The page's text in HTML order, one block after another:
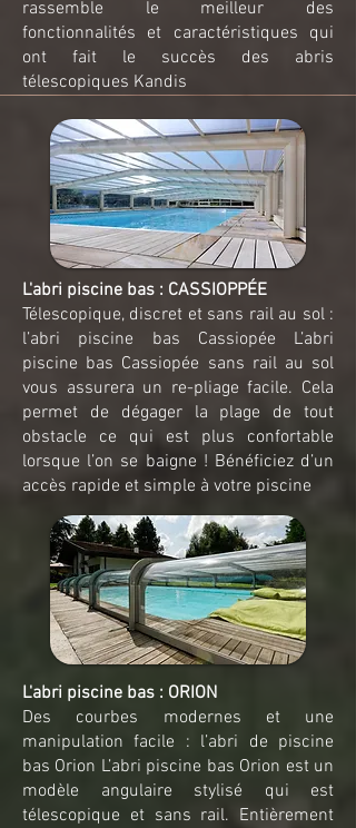
rassemble le meilleur des
fonctionnalités et caractéristiques qui
ont fait le succès des abris
télescopiques Kandis
L'abri piscine bas : CASSIOPPÉE
Télescopique, discret et sans rail au sol :
l’abri piscine bas Cassiopée L’abri
piscine bas Cassiopée sans rail au sol
vous assurera un re-pliage facile. Cela
permet de dégager la plage de tout
obstacle ce qui est plus confortable
lorsque l’on se baigne ! Bénéficiez d’un
accès rapide et simple à votre piscine
L'abri piscine bas : ORION
Des courbes modernes et une
manipulation facile : l’abri de piscine
bas Orion L’abri piscine bas Orion est un
modèle angulaire stylisé qui est
télescopique et sans rail. Entièrement